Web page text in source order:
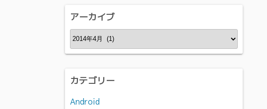
アーカイブ
ア
ー
ブ
カテゴリー
Android